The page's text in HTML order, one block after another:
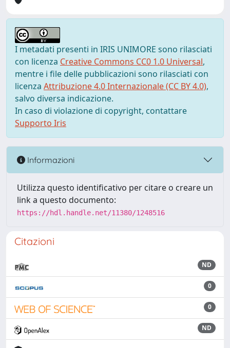
I metadati presenti in IRIS UNIMORE sono rilasciati
con licenza Creative Commons CC0 1.0 Universal,
mentre i file delle pubblicazioni sono rilasciati con
licenza Attribuzione 4.0 Internazionale (CC BY 4.0),
salvo diversa indicazione.
In caso di violazione di copyright, contattare
Supporto Iris
Informazioni
Utilizza questo identificativo per citare o creare un
link a questo documento:
https://hdl.handle.net/11380/1248516
Citazioni
ND
0
0
ND